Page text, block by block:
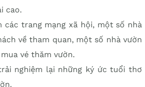
cao.
các trang mạng xã hội, một số nhà
về tham quan, một số nhà vườn
vé thăm vườn.
nghiệm lại những ký ức tuổi thơ